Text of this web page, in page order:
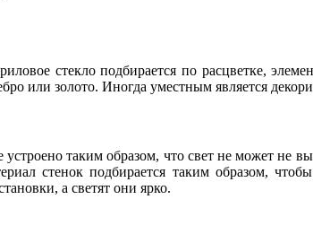
стекло подбирается по расцветке,
или золото. Иногда уместным является
таким образом, что свет не может не
стенок подбирается таким образом,
а светят они ярко.